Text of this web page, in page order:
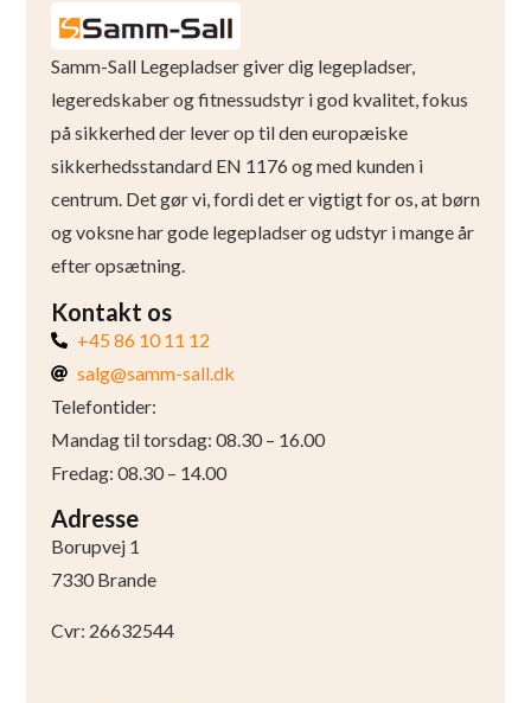
Samm-Sall Legepladser giver dig legepladser,
legeredskaber og fitnessudstyr i god kvalitet, fokus
på sikkerhed der lever op til den europæiske
sikkerhedsstandard EN 1176 og med kunden i
centrum. Det gør vi, fordi det er vigtigt for os, at børn
og voksne har gode legepladser og udstyr i mange år
efter opsætning.
Kontakt os
+45 86 10 11 12
salg@samm-sall.dk
Telefontider:
Mandag til torsdag: 08.30 – 16.00
Fredag: 08.30 – 14.00
Adresse
Borupvej 1
7330 Brande
Cvr: 26632544